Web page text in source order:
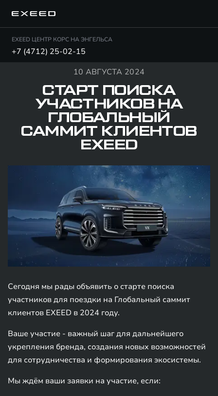
EXEED ЦЕНТР КОРС НА ЭНГЕЛЬСА
+7 (4712) 25-02-15
10 АВГУСТА 2024
СТАРТ ПОИСКА
УЧАСТНИКОВ НА
ГЛОБАЛЬНЫЙ
САММИТ КЛИЕНТОВ
EXEED
Сегодня мы рады объявить о старте поиска
участников для поездки на Глобальный саммит
клиентов EXEED в 2024 году.
Ваше участие - важный шаг для дальнейшего
укрепления бренда, создания новых возможностей
для сотрудничества и формирования экосистемы.
Мы ждём ваши заявки на участие, если: